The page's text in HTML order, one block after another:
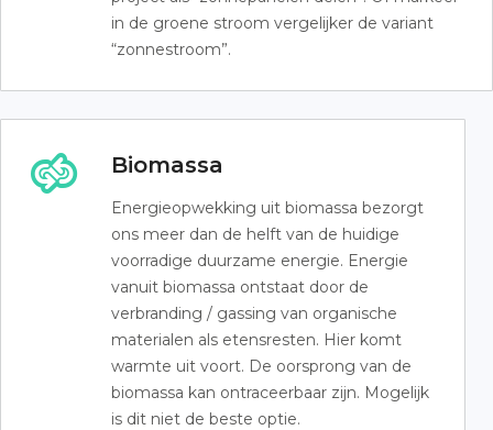
in de groene stroom vergelijker de variant
“zonnestroom”.
Biomassa
Energieopwekking uit biomassa bezorgt
ons meer dan de helft van de huidige
voorradige duurzame energie. Energie
vanuit biomassa ontstaat door de
verbranding / gassing van organische
materialen als etensresten. Hier komt
warmte uit voort. De oorsprong van de
biomassa kan ontraceerbaar zijn. Mogelijk
is dit niet de beste optie.